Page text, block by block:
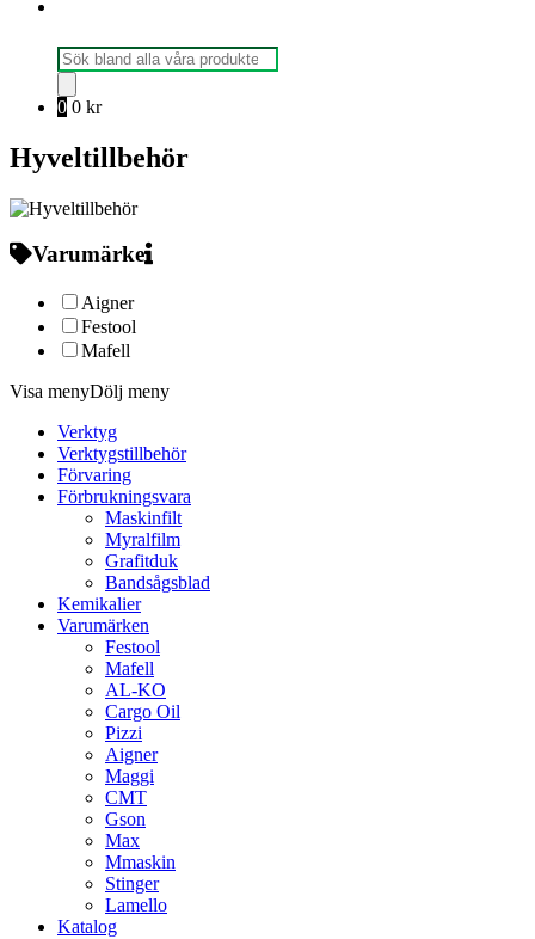
Produktsökning
0 0 kr
Hyveltillbehör
Varumärke
Aigner
Festool
Mafell
Visa menyDölj meny
Verktyg
Verktygstillbehör
Förvaring
Förbrukningsvara
Maskinfilt
Myralfilm
Grafitduk
Bandsågsblad
Kemikalier
Varumärken
Festool
Mafell
AL-KO
Cargo Oil
Pizzi
Aigner
Maggi
CMT
Gson
Max
Mmaskin
Stinger
Lamello
Katalog